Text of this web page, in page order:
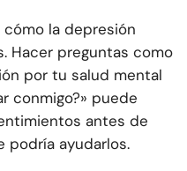
la depresión
Hacer preguntas como
por tu salud mental
conmigo?» puede
antes de
podría ayudarlos.